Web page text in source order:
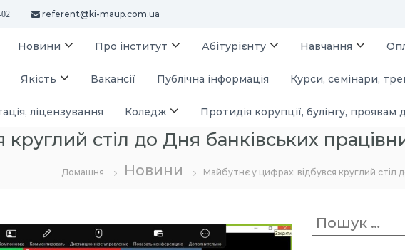
02 referent@ki-maup.com.ua
Новини Про інститут Абітурієнту Навчання
Якість Вакансії Публічна інформація Курси, семінари,
ліцензування Коледж Протидія корупції, булінгу, проявам
стіл до Дня банківських
Домашня Новини Майбутнє у цифрах: відбувся круглий стіл
П
о